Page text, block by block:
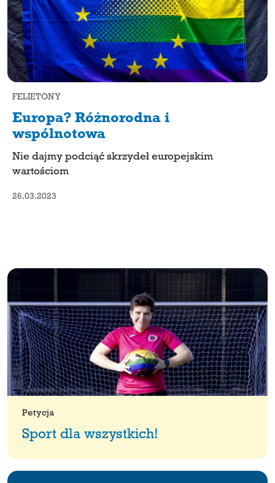
FELIETONY
Europa? Różnorodna i
wspólnotowa
Nie dajmy podciąć skrzydeł europejskim
wartościom
26.03.2023
Petycja
Sport dla wszystkich!